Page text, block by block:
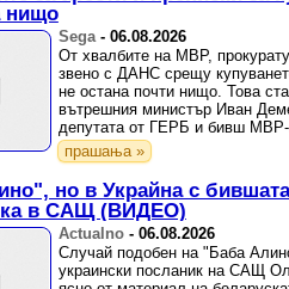
нищо
Sega- 06.08.2026
От хвалбите на МВР,
звено с ДАНС срещу
не остана почти нищо. Това
вътрешния министър Иван
депутата от ГЕРБ и бивш
прашања »
но в Украйна с
в САЩ (ВИДЕО)
Actualno- 06.08.2026
Случай подобен на "Баба
украински посланик на САЩ